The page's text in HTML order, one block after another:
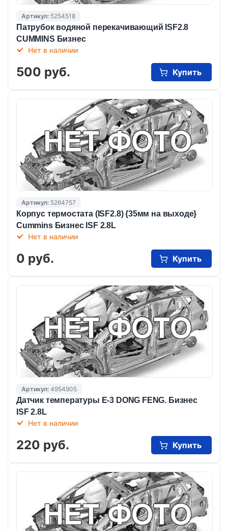
Артикул: 5254518
Патрубок водяной перекачивающий ISF2.8
CUMMINS Бизнес
Нет в наличии
500 руб. Купить
Артикул: 5264757
Корпус термостата (ISF2.8) {35мм на выходе}
Cummins Бизнес ISF 2.8L
Нет в наличии
0 руб. Купить
Артикул: 4954905
Датчик температуры Е-3 DONG FENG. Бизнес
ISF 2.8L
Нет в наличии
220 руб. Купить